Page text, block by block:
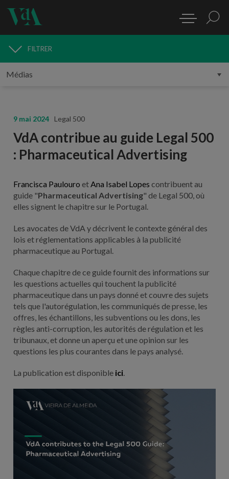
MÉDIAS
FILTRER
9 mai 2024 Legal 500
VdA contribue au guide Legal 500
: Pharmaceutical Advertising
Francisca Paulouro et Ana Isabel Lopes contribuent au
guide "Pharmaceutical Advertising" de Legal 500, où
elles signent le chapitre sur le Portugal.
Les avocates de VdA y décrivent le contexte général des
lois et réglementations applicables à la publicité
pharmaceutique au Portugal.
Chaque chapitre de ce guide fournit des informations sur
les questions actuelles qui touchent la publicité
pharmaceutique dans un pays donné et couvre des sujets
tels que l'autorégulation, les communiqués de presse, les
offres, les échantillons, les subventions ou les dons, les
règles anti-corruption, les autorités de régulation et les
tribunaux, et donne un aperçu et une opinion sur les
questions les plus courantes dans le pays analysé.
La publication est disponible ici.